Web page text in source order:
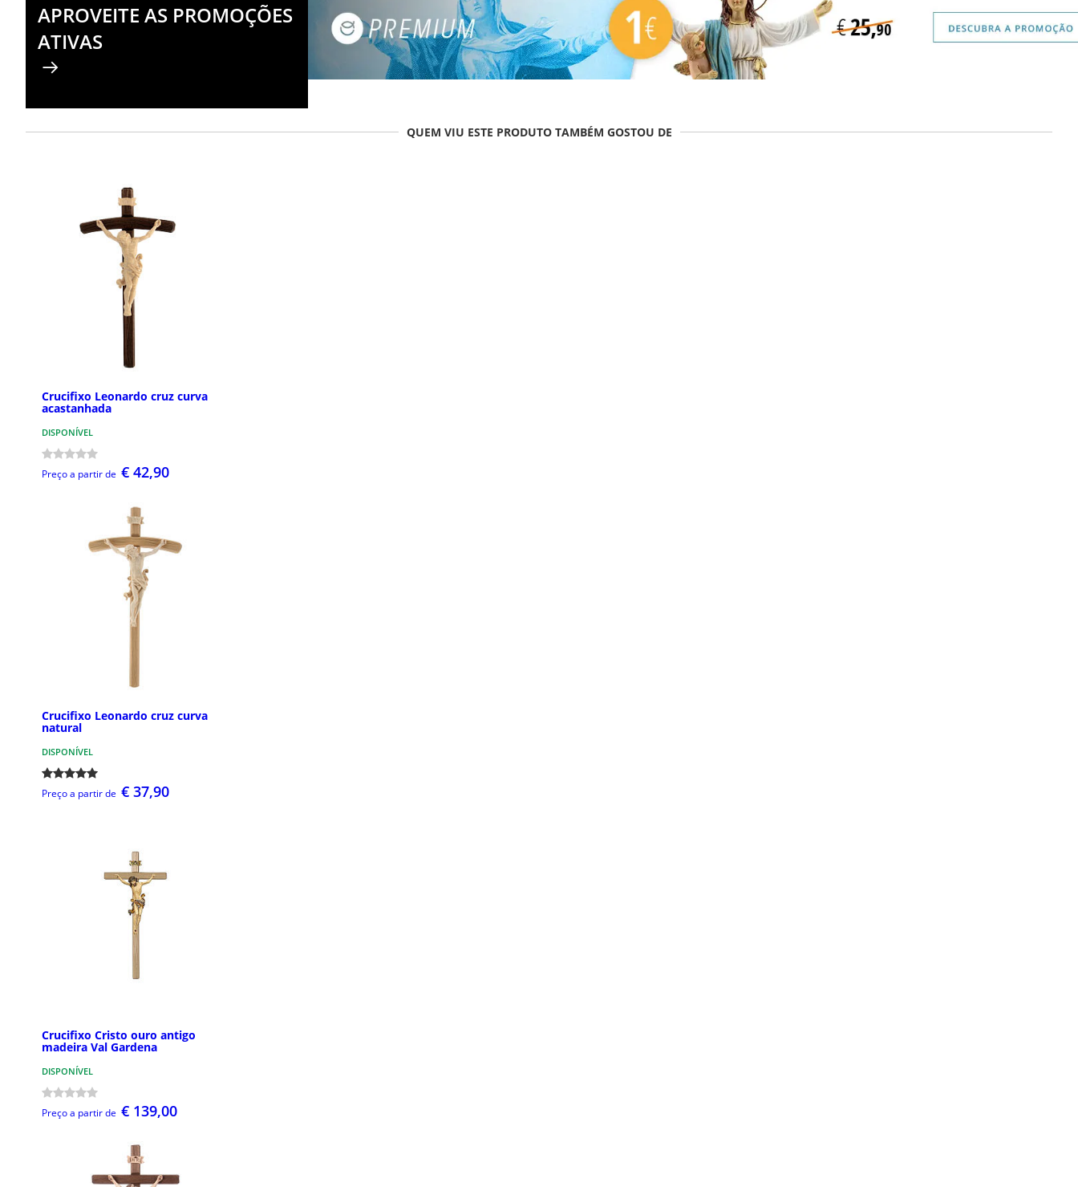
APROVEITE AS PROMOÇÕES
ATIVAS
QUEM VIU ESTE PRODUTO TAMBÉM GOSTOU DE
Crucifixo Leonardo cruz curva
acastanhada
DISPONÍVEL
Preço a partir de € 42,90
Crucifixo Leonardo cruz curva
natural
DISPONÍVEL
Preço a partir de € 37,90
Crucifixo Cristo ouro antigo
madeira Val Gardena
DISPONÍVEL
Preço a partir de € 139,00